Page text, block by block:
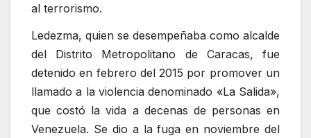
al terrorismo.
Ledezma, quien se desempeñaba como alcalde
del Distrito Metropolitano de Caracas, fue
detenido en febrero del 2015 por promover un
llamado a la violencia denominado «La Salida»,
que costó la vida a decenas de personas en
Venezuela. Se dio a la fuga en noviembre del